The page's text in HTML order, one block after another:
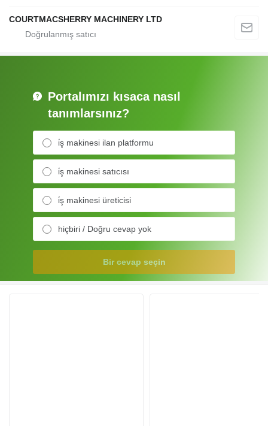
COURTMACSHERRY MACHINERY LTD
Portalımızı kısaca nasıl
tanımlarsınız?
i̇ş makinesi ilan platformu
i̇ş makinesi satıcısı
i̇ş makinesi üreticisi
hiçbiri / Doğru cevap yok
Bir cevap seçin